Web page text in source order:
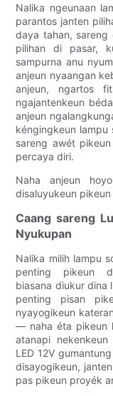
Nalika ngeunaan
parantos janten
daya tahan, sareng
pilihan di pasar,
sampurna anu
anjeun nyaangan
anjeun, ngartos
ngajantenkeun
anjeun
kéngingkeun lampu
sareng awét
percaya diri.
Naha anjeun
disaluyukeun
Caang sareng
Nyukupan
Nalika milih lampu
penting pikeun
biasana diukur dina
penting pisan
nyayogikeun
— naha éta pikeun
atanapi
LED 12V
disayogikeun,
pas pikeun proyék